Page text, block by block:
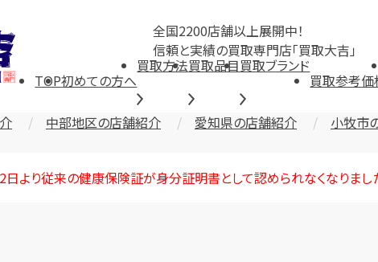
全国2200店舗以上展開中！
信頼と実績の買取専門店「買取大吉」
TOP初めての方へ
買取方法買取品目買取ブランド
買取参考価
中部地区の店舗紹介 愛知県の店舗紹介 小牧市
より従来の健康保険証が身分証明書として認められなくなりまし